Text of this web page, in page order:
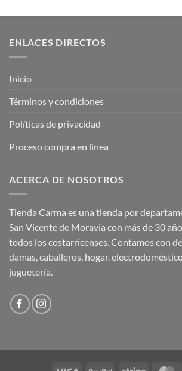
ENLACES DIRECTOS
Inicio
Términos y condiciones
Políticas de privacidad
Proceso compra en línea
ACERCA DE NOSOTROS
Tienda Carma es una tienda por
San Vicente de Moravia con más de 30
todos los costarricenses. Contamos con
damas, caballeros, hogar,
juguetería.